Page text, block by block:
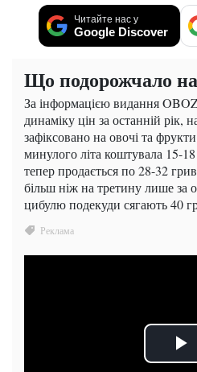
Читайте нас у
Google Discover
Що подорожчало
За інформацією видання
динаміку цін за останній рік,
зафіксовано на овочі та
минулого літа коштувала 15-
тепер продається по 28-32
більш ніж на третину лише за
цибулю подекуди сягають 40